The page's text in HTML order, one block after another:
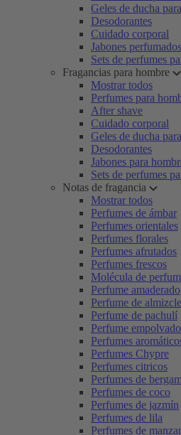
Geles de ducha
Desodorantes
Cuidado corporal
Jabones perfumados
Sets de perfumes
Fragancias para hombre
Mostrar todos
Perfumes para
After shave
Cuidado corporal
Geles de ducha
Desodorantes
Jabones para
Sets de perfumes
Notas de fragancia
Mostrar todos
Perfumes de ámbar
Perfumes orientales
Perfumes florales
Perfumes afrutados
Perfumes frescos
Molécula de
Perfume amaderado
Perfume de almizcle
Perfume de pachulí
Perfume empolvado
Perfumes
Perfumes Chypre
Perfumes citricos
Perfumes de
Perfumes de coco
Perfumes de jazmín
Perfumes de lila
Perfumes de